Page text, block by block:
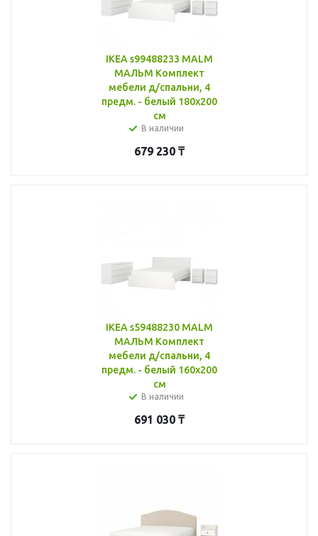
IKEA s99488233 MALM
МАЛЬМ Комплект
мебели д/спальни, 4
предм. - белый 180x200
см
В наличии
679 230 ₸
IKEA s59488230 MALM
МАЛЬМ Комплект
мебели д/спальни, 4
предм. - белый 160x200
см
В наличии
691 030 ₸